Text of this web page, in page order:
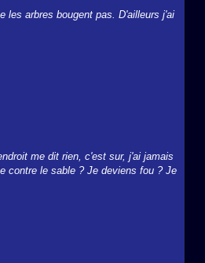
les arbres bougent pas. D'ailleurs j'ai
me dit rien, c'est sur, j'ai jamais
contre le sable ? Je deviens fou ? Je